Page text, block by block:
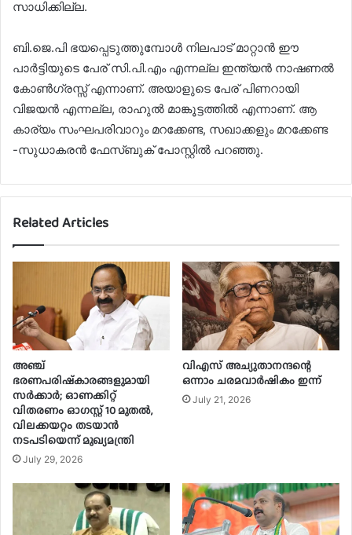
സാധിക്കില്ല.
ബി.ജെ.പി ഭയപ്പെടുത്തുമ്പോൾ നിലപാട് മാറ്റാൻ ഈ
പാർട്ടിയുടെ പേര് സി.പി.എം എന്നല്ല ഇന്ത്യൻ നാഷണൽ
കോൺഗ്രസ്സ് എന്നാണ്. അയാളുടെ പേര് പിണറായി
വിജയൻ എന്നല്ല, രാഹുൽ മാങ്കൂട്ടത്തിൽ എന്നാണ്. ആ
കാര്യം സംഘപരിവാറും മറക്കേണ്ട, സഖാക്കളും മറക്കേണ്ട
-സുധാകരൻ ഫേസ്ബുക് പോസ്റ്റിൽ പറഞ്ഞു.
Related Articles
അഞ്ച്
ഭരണപരിഷ്‌കാരങ്ങളുമായി
സർക്കാർ; ഓണക്കിറ്റ്
വിതരണം ഓഗസ്റ്റ് 10 മുതൽ,
വിലക്കയറ്റം തടയാൻ
നടപടിയെന്ന് മുഖ്യമന്ത്രി
July 29, 2026
വിഎസ് അച്യുതാനന്ദന്റെ
ഒന്നാം ചരമവാർഷികം ഇന്ന്
July 21, 2026